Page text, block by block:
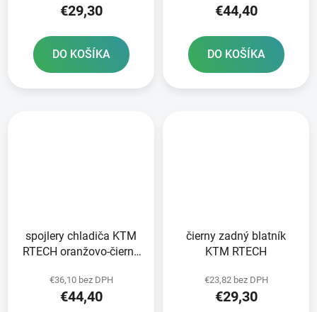
€29,30
DO KOŠÍKA
€44,40
DO KOŠÍKA
spojlery chladiča KTM
RTECH oranžovo-čierny
€36,10 bez DPH
€44,40
čierny zadný blatník
KTM RTECH
€23,82 bez DPH
€29,30